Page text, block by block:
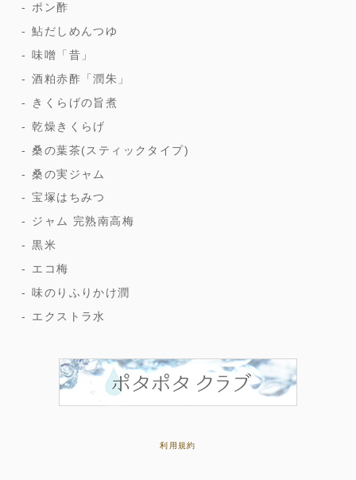
ポン酢
鮎だしめんつゆ
味噌「昔」
酒粕赤酢「潤朱」
きくらげの旨煮
乾燥きくらげ
桑の葉茶(スティックタイプ)
桑の実ジャム
宝塚はちみつ
ジャム 完熟南高梅
黒米
エコ梅
味のりふりかけ潤
エクストラ水
利用規約